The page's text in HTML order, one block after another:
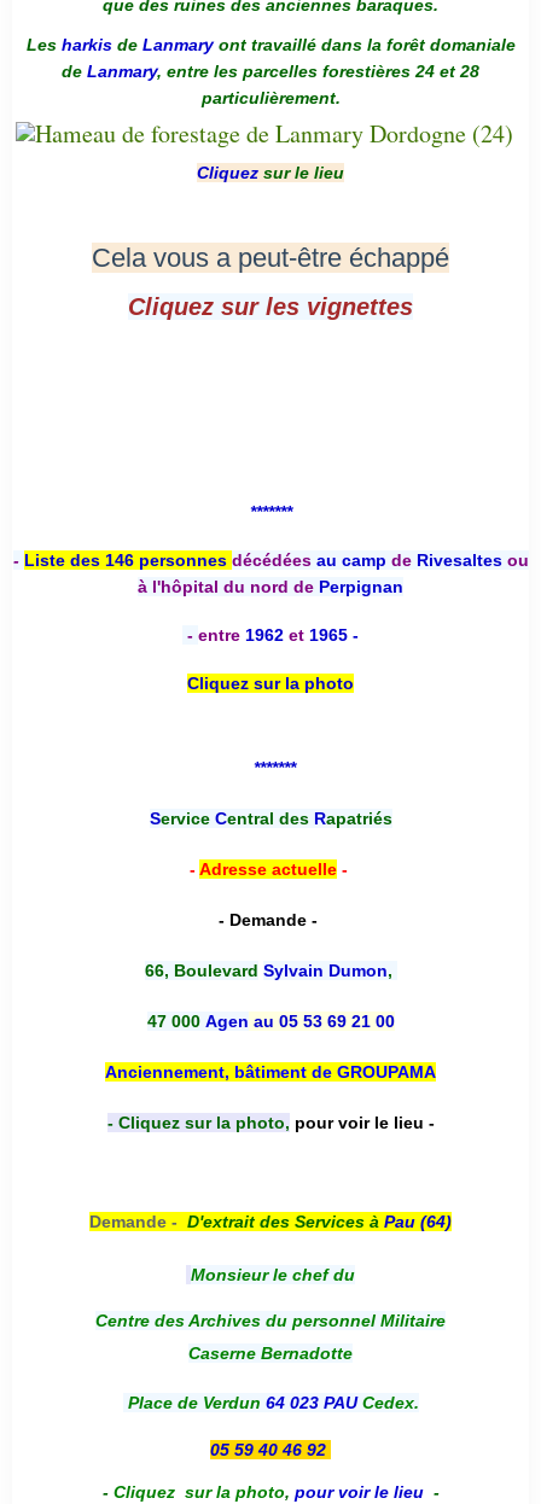
que des ruines des anciennes baraques.
Les harkis de Lanmaryont travaillé dans la forêt domaniale
de Lanmary, entre les parcelles forestières 24 et 28
particulièrement.
Cliquez sur le lieu
Cela vous a peut-être échappé
Cliquez sur les vignettes
*******
- Liste des 146 personnes décédées au camp deRivesaltesou
à l'hôpital du nord de Perpignan
- entre 1962 et 1965 -
Cliquez sur la photo
*******
Service Central desRapatriés
-Adresse actuelle-
- Demande -
66, Boulevard Sylvain Dumon,
47 000 Agen au 05 53 69 21 00
Anciennement, bâtiment de GROUPAMA
- Cliquez sur la photo, pour voir le lieu -
Demande - D'extrait des Services à Pau (64)
Monsieur le chef du
Centre des Archives du personnel Militaire
Caserne Bernadotte
Place de Verdun 64 023 PAUCedex.
05 59 40 46 92
- Cliquez sur la photo, pour voir le lieu -